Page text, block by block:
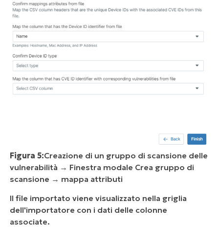
Figura 5:Creazione di un gruppo di scansione delle
vulnerabilità → Finestra modale Crea gruppo di
scansione → mappa attributi
Il file importato viene visualizzato nella griglia
dell'importatore con i dati delle colonne
associate.